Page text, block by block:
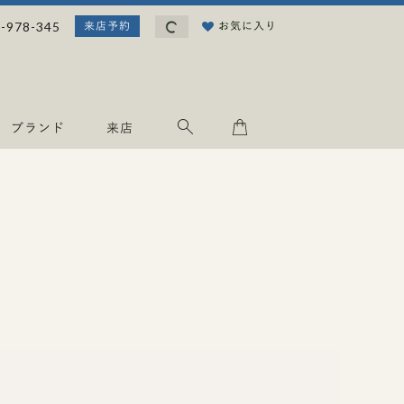
978-345 来店予約 読み込み中...お気に入り
ブランド 来店